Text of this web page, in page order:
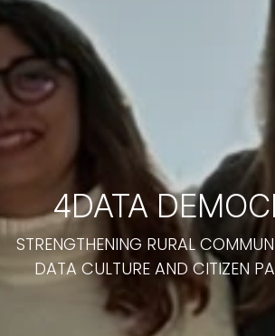
4DATA
STRENGTHENING RURAL
DATA CULTURE AND CITIZEN